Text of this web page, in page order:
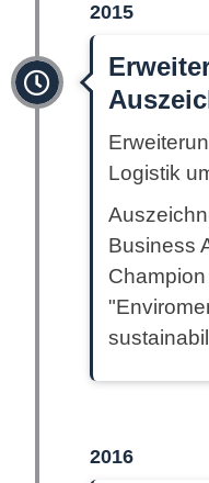
2015
Logistik
Business
2016